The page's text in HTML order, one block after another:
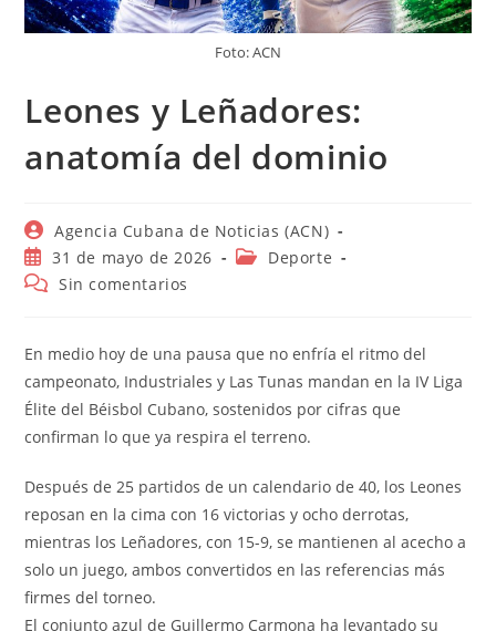
Foto: ACN
Leones y Leñadores:
anatomía del dominio
Autor
de
la
entrada:
Agencia Cubana de Noticias (ACN)
Publicación
de
31 de mayo de 2026
Categoría
Deporte
Comentarios
entrada:
Sin comentarios
En medio hoy de una pausa que no enfría el ritmo del
campeonato, Industriales y Las Tunas mandan en la IV Liga
Élite del Béisbol Cubano, sostenidos por cifras que
confirman lo que ya respira el terreno.
Después de 25 partidos de un calendario de 40, los Leones
reposan en la cima con 16 victorias y ocho derrotas,
mientras los Leñadores, con 15-9, se mantienen al acecho a
solo un juego, ambos convertidos en las referencias más
firmes del torneo.
El conjunto azul de Guillermo Carmona ha levantado su